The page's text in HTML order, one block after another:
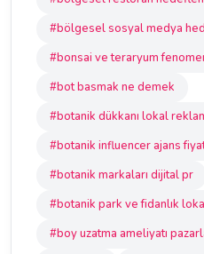
#bölgesel sosyal medya
#bonsai ve teraryum fenomen
#bot basmak ne demek
#botanik dükkanı lokal
#botanik influencer ajans
#botanik markaları dijital pr
#botanik park ve fidanlık
#boy uzatma ameliyatı